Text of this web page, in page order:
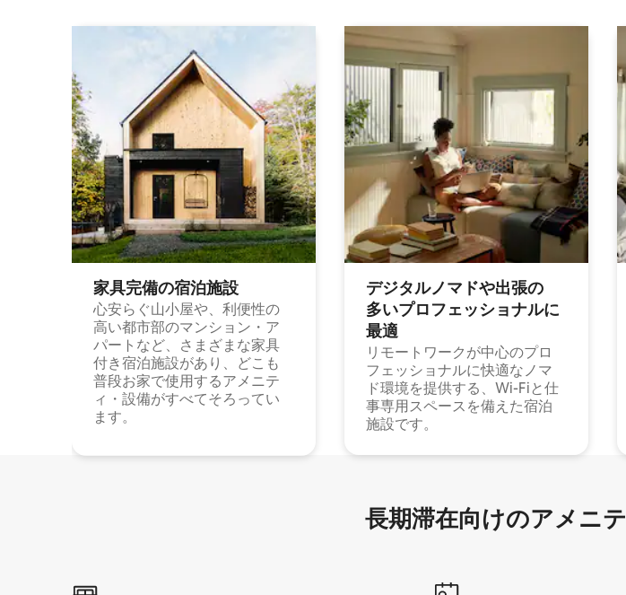
家具完備の宿⁠泊⁠施⁠設
心安らぐ山小屋や、利便性の
高い都市部のマンション・ア
パートなど、さまざまな家具
付き宿泊施設があり、どこも
普段お家で使用するアメニテ
ィ・設備がすべてそろってい
ます。
デジタルノマドや出⁠張⁠の
多⁠いプ⁠ロ⁠フ⁠ェ⁠ッ⁠シ⁠ョ⁠ナ⁠ル⁠に
最⁠適
リモートワークが中心のプロ
フェッショナルに快適なノマ
ド環境を提供する、Wi-Fiと仕
事専用スペースを備えた宿泊
施設です。
長期滞在向け⁠のア⁠メ⁠ニ⁠